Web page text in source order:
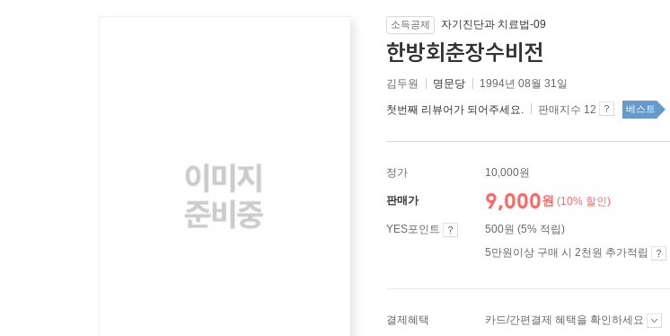
소득공제 자기진단과 치료법-09
한방회춘장수비전
김두원 명문당 1994년 08월 31일
첫번째 리뷰어가 되어주세요. 판매지수 12 베스트
정가 10,000원
판매가 9,000원 (10% 할인)
YES포인트
500원 (5% 적립)
5만원이상 구매 시 2천원 추가적립
결제혜택 카드/간편결제 혜택을 확인하세요